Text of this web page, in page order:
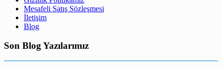
Mesafeli Satış Sözleşmesi
İletişim
Blog
Son Blog Yazılarımız